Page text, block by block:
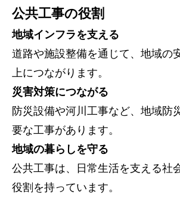
公共工事の役割
地域インフラを支える
道路や施設整備を通じて、地域の
上につながります。
災害対策につながる
防災設備や河川工事など、地域防
要な工事があります。
地域の暮らしを守る
公共工事は、日常生活を支える社
役割を持っています。